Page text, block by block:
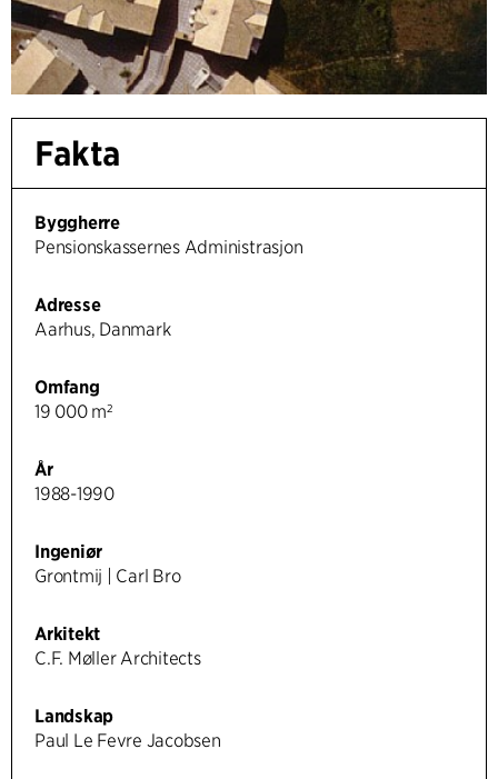
Fakta
Byggherre
Pensionskassernes Administrasjon
Adresse
Aarhus, Danmark
Omfang
19 000 m²
År
1988-1990
Ingeniør
Grontmij | Carl Bro
Arkitekt
C.F. Møller Architects
Landskap
Paul Le Fevre Jacobsen